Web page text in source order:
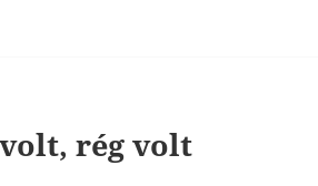
rég volt